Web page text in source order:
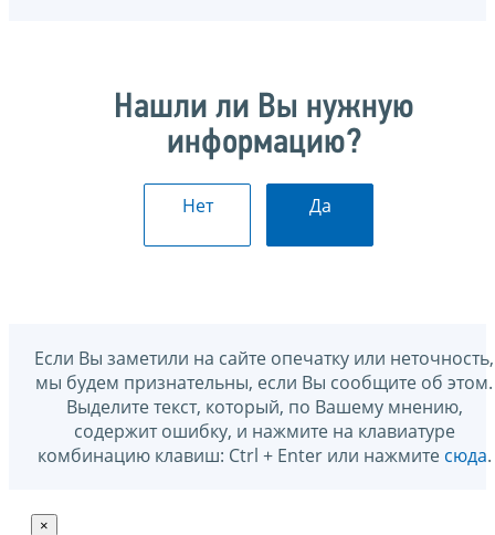
Нашли ли Вы нужную
информацию?
Нет Да
Если Вы заметили на сайте опечатку или неточность,
мы будем признательны, если Вы сообщите об этом.
Выделите текст, который, по Вашему мнению,
содержит ошибку, и нажмите на клавиатуре
комбинацию клавиш: Ctrl + Enter или нажмите сюда.
×